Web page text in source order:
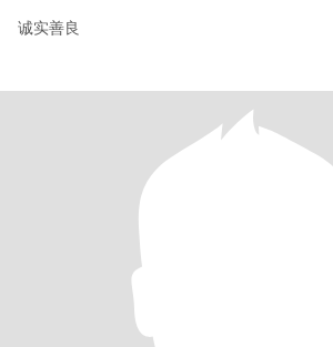
诚实善良